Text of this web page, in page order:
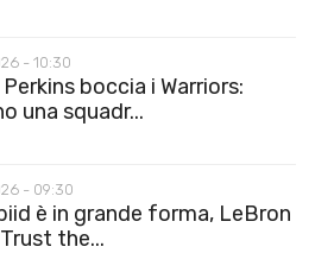
- 10:30
boccia i Warriors:
una squadr...
- 09:30
è in grande forma, LeBron
the...